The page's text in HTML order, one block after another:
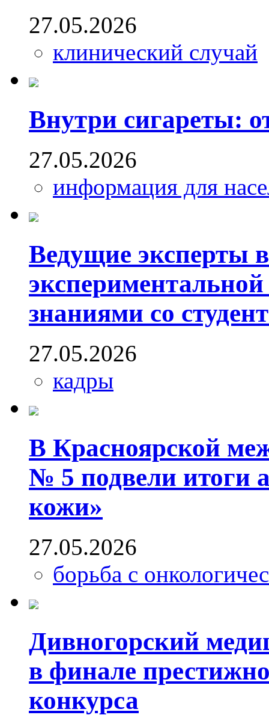
27.05.2026
клинический случай
Внутри сигареты:
27.05.2026
информация для
Ведущие эксперты
знаниями со
27.05.2026
кадры
В Красноярской
№ 5 подвели итоги
кожи»
27.05.2026
борьба с
Дивногорский
в финале
конкурса